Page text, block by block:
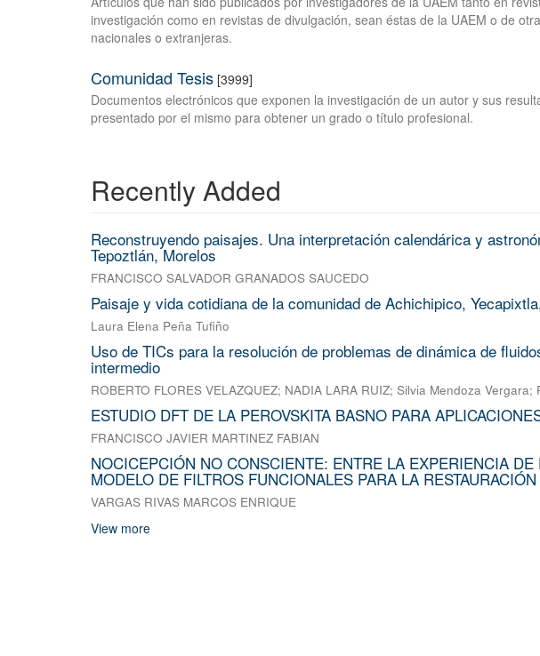
investigación como en revistas de divulgación, sean éstas de la UAEM o de
nacionales o extranjeras.
Comunidad Tesis [3999]
Documentos electrónicos que exponen la investigación de un autor y sus
presentado por el mismo para obtener un grado o título profesional.
Recently Added
Reconstruyendo paisajes. Una interpretación calendárica y
Tepoztlán, Morelos
FRANCISCO SALVADOR GRANADOS SAUCEDO
Paisaje y vida cotidiana de la comunidad de Achichipico,
Laura Elena Peña Tufiño
Uso de TICs para la resolución de problemas de dinámica de
intermedio
ROBERTO FLORES VELAZQUEZ; NADIA LARA RUIZ; Silvia Mendoza Vergara;
ESTUDIO DFT DE LA PEROVSKITA BASNO PARA
FRANCISCO JAVIER MARTINEZ FABIAN
NOCICEPCIÓN NO CONSCIENTE: ENTRE LA EXPERIENCIA
MODELO DE FILTROS FUNCIONALES PARA LA
VARGAS RIVAS MARCOS ENRIQUE
View more